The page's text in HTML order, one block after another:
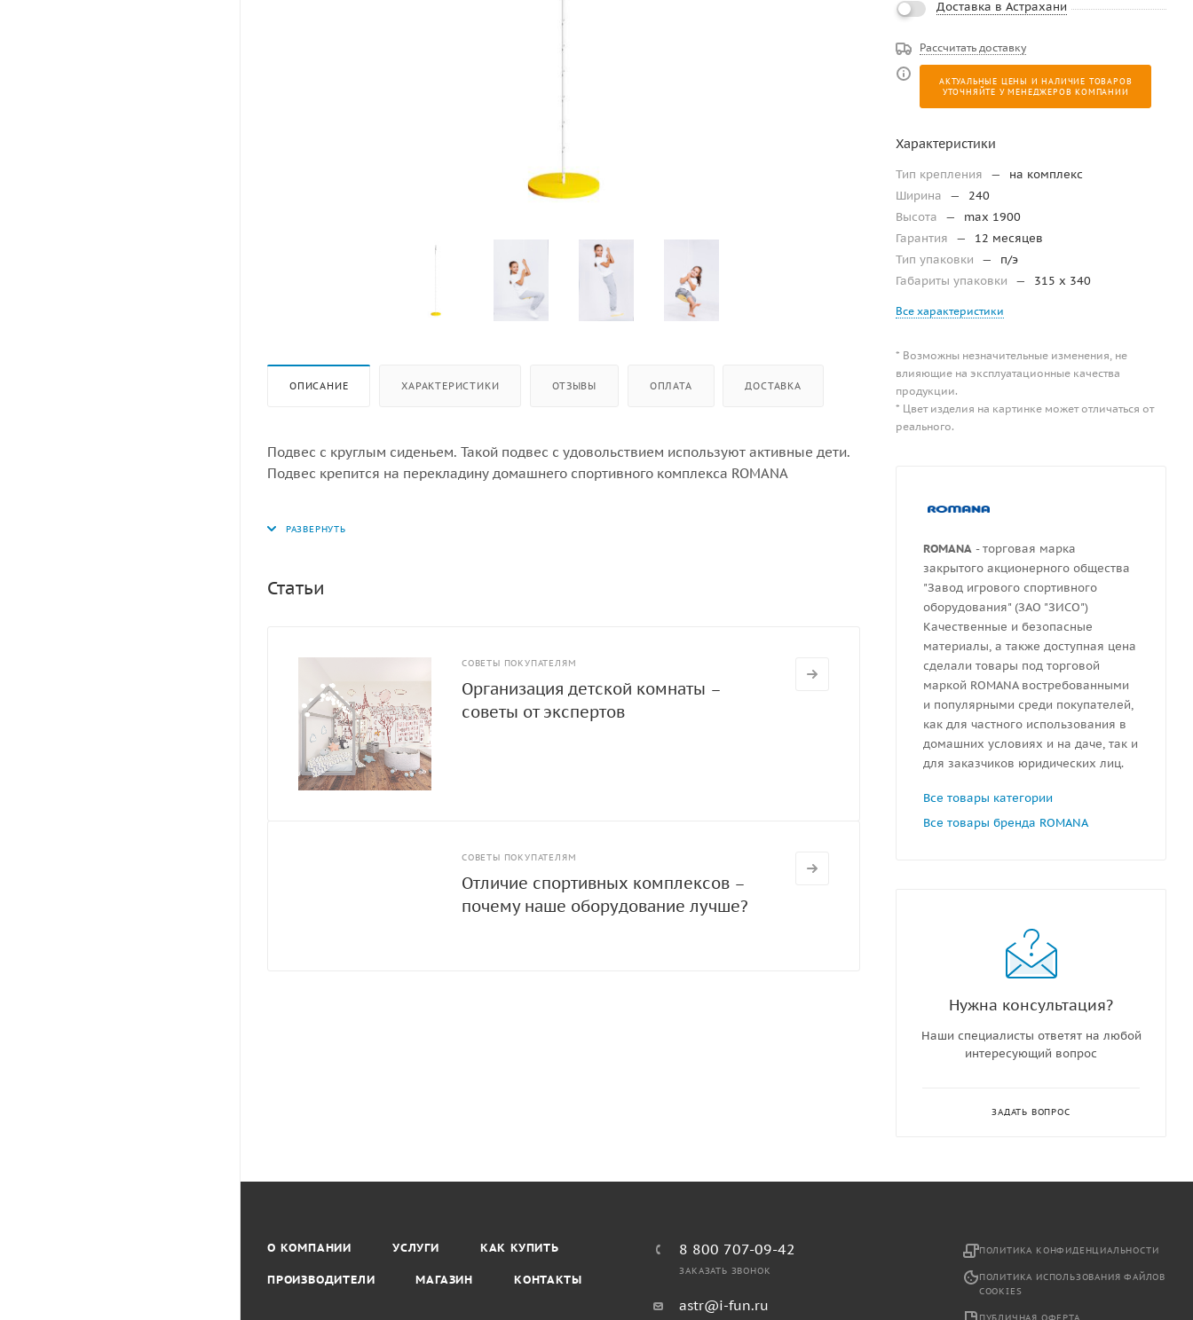
ОПИСАНИЕ ХАРАКТЕРИСТИКИ ОТЗЫВЫ ОПЛАТА ДОСТАВКА
Подвес с круглым сиденьем. Такой подвес с удовольствием используют активные дети.
Подвес крепится на перекладину домашнего спортивного комплекса ROMANA
Статьи
СОВЕТЫ ПОКУПАТЕЛЯМ
Организация детской комнаты –
советы от экспертов
СОВЕТЫ ПОКУПАТЕЛЯМ
Отличие спортивных комплексов –
почему наше оборудование лучше?
Доставка в Астрахани
Рассчитать доставку
АКТУАЛЬНЫЕ ЦЕНЫ И НАЛИЧИЕ ТОВАРОВ
УТОЧНЯЙТЕ У МЕНЕДЖЕРОВ КОМПАНИИ
Характеристики
Тип крепления —
на комплекс
Ширина
—
240
Высота
—
max 1900
Гарантия
—
12 месяцев
Тип упаковки
—
п/э
Габариты упаковки
— 315 x 340
Все характеристики
* Возможны незначительные изменения, не
влияющие на эксплуатационные качества
продукции.
* Цвет изделия на картинке может отличаться от
реального.
ROMANA - торговая марка
закрытого акционерного общества
"Завод игрового спортивного
оборудования" (ЗАО "ЗИСО")
Качественные и безопасные
материалы, а также доступная цена
сделали товары под торговой
маркой ROMANA востребованными
и популярными среди покупателей,
как для частного использования в
домашних условиях и на даче, так и
для заказчиков юридических лиц.
Все товары категории
Все товары бренда ROMANA
Нужна консультация?
Наши специалисты ответят на любой
интересующий вопрос
ЗАДАТЬ ВОПРОС
О КОМПАНИИ УСЛУГИ КАК КУПИТЬ
ПРОИЗВОДИТЕЛИ МАГАЗИН КОНТАКТЫ
8 800 707-09-42
ЗАКАЗАТЬ ЗВОНОК
astr@i-fun.ru
ПОЛИТИКА КОНФИДЕНЦИАЛЬНОСТИ
ПОЛИТИКА ИСПОЛЬЗОВАНИЯ ФАЙЛОВ
COOKIES